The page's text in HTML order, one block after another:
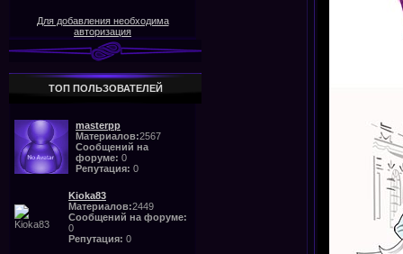
Для добавления необходима
авторизация
ТОП ПОЛЬЗОВАТЕЛЕЙ
masterpp
Материалов:2567
Сообщений на
форуме: 0
Репутация: 0
Kioka83
Материалов:2449
Сообщений на форуме:
0
Репутация: 0